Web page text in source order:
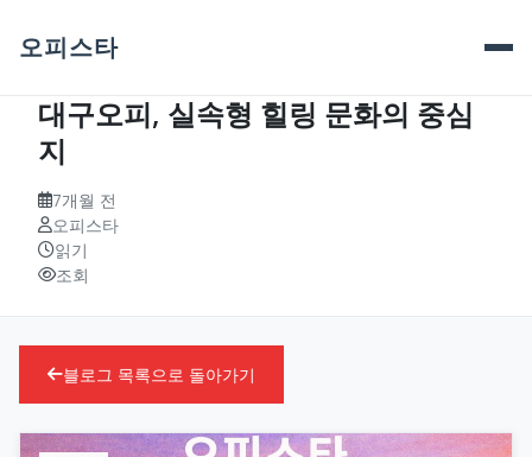
오피스타
대구오피, 실속형 힐링 문화의 중심
지
7개월 전
오피스타
읽기
조회
블로그 목록으로 돌아가기